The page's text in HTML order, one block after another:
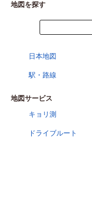
地図を探す
日本地図
駅・路線
地図サービス
キョリ測
ドライブルート